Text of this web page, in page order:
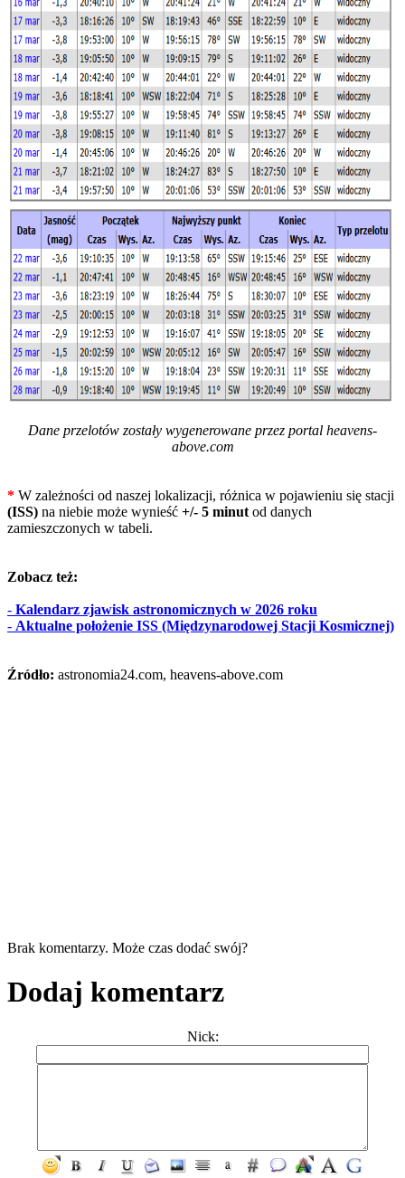
Dane przelotów zostały wygenerowane przez portal heavens-
above.com
* W zależności od naszej lokalizacji, różnica w pojawieniu się stacji
(ISS) na niebie może wynieść +/- 5 minut od danych
zamieszczonych w tabeli.
Zobacz też:
- Kalendarz zjawisk astronomicznych w 2026 roku
- Aktualne położenie ISS (Międzynarodowej Stacji Kosmicznej)
Źródło: astronomia24.com, heavens-above.com
Brak komentarzy. Może czas dodać swój?
Dodaj komentarz
Nick: